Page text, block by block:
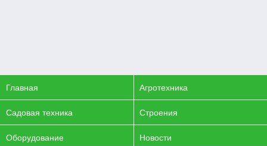
Главная Агротехника
Садовая техника Строения
Оборудование Новости